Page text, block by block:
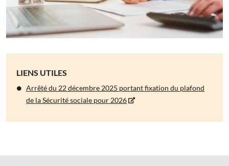
LIENS UTILES
Arrêté du 22 décembre 2025 portant fixation du plafond
de la Sécurité sociale pour 2026